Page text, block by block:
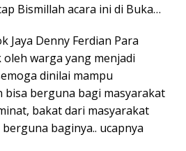
Bismillah acara ini di Buka…
Jaya Denny Ferdian Para
warga yang menjadi
dinilai mampu
bisa berguna bagi masyarakat
bakat dari masyarakat
baginya.. ucapnya